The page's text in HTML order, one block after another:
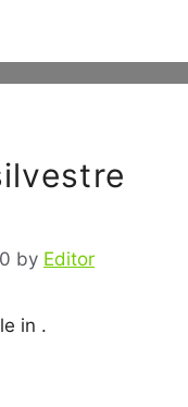
by Editor
in .